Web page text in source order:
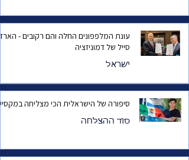
עונת המלפפונים החלה והם רקובים -
סייל של דמוניזציה
ישראל
סיפורה של הישראלית הכי מצליחה
סוד ההצלחה